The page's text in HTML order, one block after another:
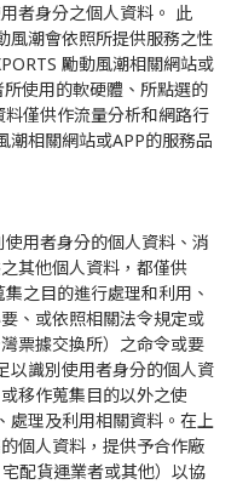
者身分之個人資料。 此
風潮會依照所提供服務之性
勵動風潮相關網站或
使用的軟硬體、所點選的
僅供作流量分析和網路行
潮相關網站或APP的服務品
用者身分的個人資料、消
其他個人資料，都僅供
之目的進行處理和利用、
、或依照相關法令規定或
票據交換所）之命令或要
以識別使用者身分的個人資
移作蒐集目的以外之使
處理及利用相關資料。在上
個人資料，提供予合作廠
配貨運業者或其他）以協